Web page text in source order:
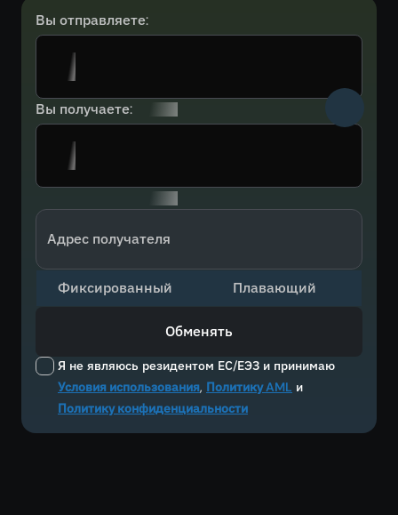
Вы отправляете:
Вы получаете:
Адрес получателя
Я не являюсь резидентом ЕС/ЕЭЗ и принимаю
Условия использования, Политику AML и
Политику конфиденциальности
Фиксированный Плавающий
Обменять